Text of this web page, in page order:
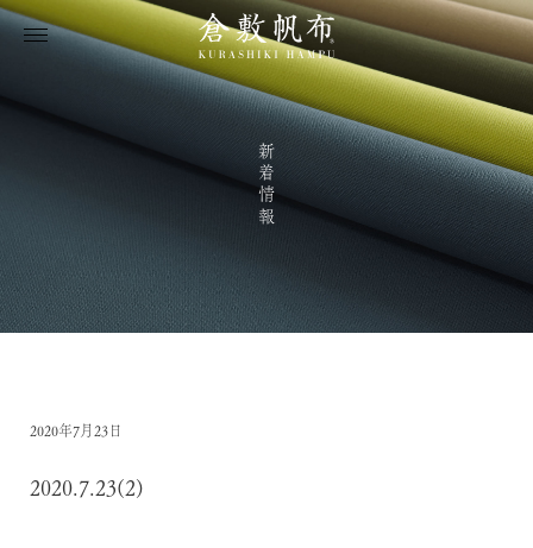
新着情報
2020年7月23日
2020.7.23(2)